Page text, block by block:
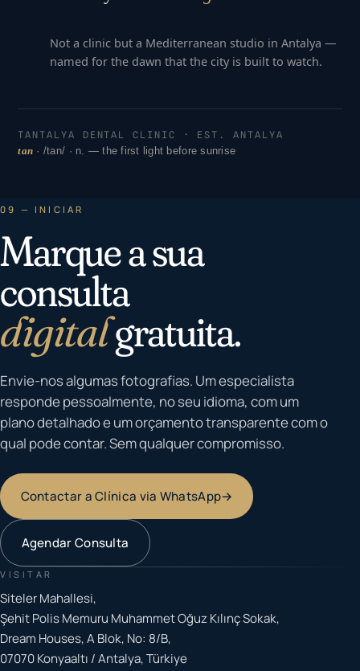
Not a clinic but a Mediterranean studio in Antalya —
named for the dawn that the city is built to watch.
TANTALYA DENTAL CLINIC · EST. ANTALYA
tan · /tan/ · n. — the first light before sunrise
09 — INICIAR
Marque a sua
consulta
digitalgratuita.
Envie-nos algumas fotografias. Um especialista
responde pessoalmente, no seu idioma, com um
plano detalhado e um orçamento transparente com o
qual pode contar. Sem qualquer compromisso.
Contactar a Clínica via WhatsApp→
Agendar Consulta
VISITAR
Siteler Mahallesi,
Şehit Polis Memuru Muhammet Oğuz Kılınç Sokak,
Dream Houses, A Blok, No: 8/B,
07070 Konyaaltı / Antalya, Türkiye